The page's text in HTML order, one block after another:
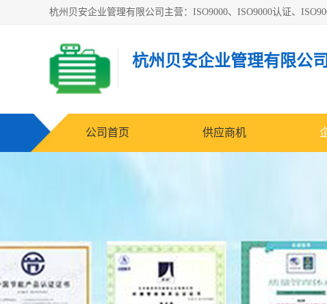
杭州贝安企业管理有限公司主营：ISO9000、ISO9000认证、
杭州贝安企业管理有限公司
公司首页 供应商机